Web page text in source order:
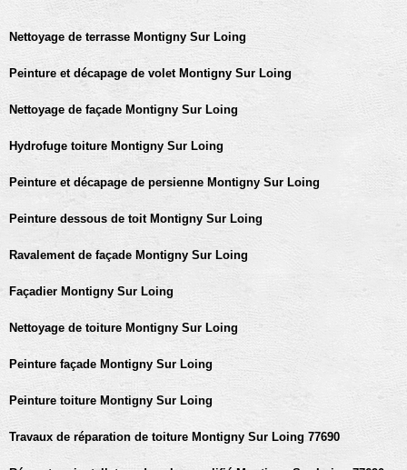
Nettoyage de terrasse Montigny Sur Loing
Peinture et décapage de volet Montigny Sur Loing
Nettoyage de façade Montigny Sur Loing
Hydrofuge toiture Montigny Sur Loing
Peinture et décapage de persienne Montigny Sur Loing
Peinture dessous de toit Montigny Sur Loing
Ravalement de façade Montigny Sur Loing
Façadier Montigny Sur Loing
Nettoyage de toiture Montigny Sur Loing
Peinture façade Montigny Sur Loing
Peinture toiture Montigny Sur Loing
Travaux de réparation de toiture Montigny Sur Loing 77690